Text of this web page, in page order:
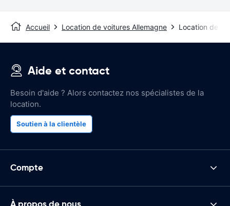
Accueil Location de voitures Allemagne Location de
Aide et contact
Besoin d'aide ? Alors contactez nos spécialistes de la
location.
Soutien à la clientèle
Compte